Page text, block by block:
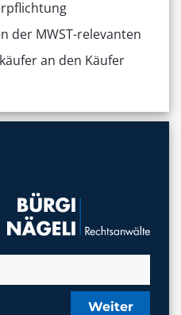
der MWST-relevanten
an den Käufer
Weiter